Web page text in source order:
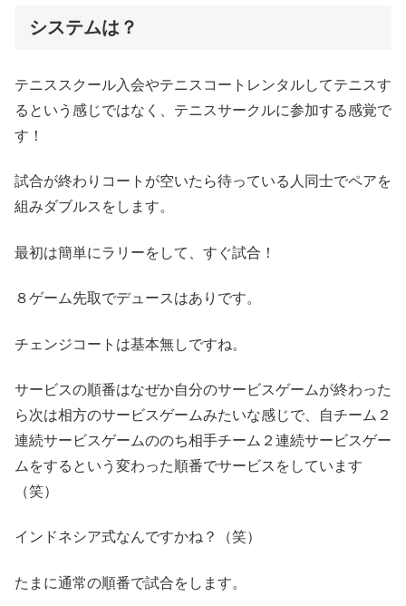
システムは？
テニススクール入会やテニスコートレンタルしてテニスす
るという感じではなく、テニスサークルに参加する感覚で
す！
試合が終わりコートが空いたら待っている人同士でペアを
組みダブルスをします。
最初は簡単にラリーをして、すぐ試合！
８ゲーム先取でデュースはありです。
チェンジコートは基本無しですね。
サービスの順番はなぜか自分のサービスゲームが終わった
ら次は相方のサービスゲームみたいな感じで、自チーム２
連続サービスゲームののち相手チーム２連続サービスゲー
ムをするという変わった順番でサービスをしています
（笑）
インドネシア式なんですかね？（笑）
たまに通常の順番で試合をします。